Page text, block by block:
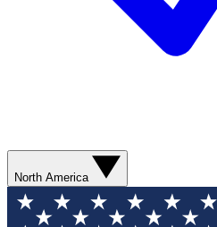
North America